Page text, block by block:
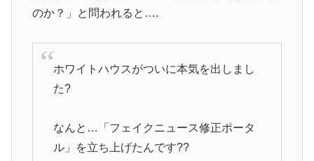
のか？」と問われると….
ホワイトハウスがついに本気を出しまし
た?
なんと…「フェイクニュース修正ポータ
ル」を立ち上げたんです??